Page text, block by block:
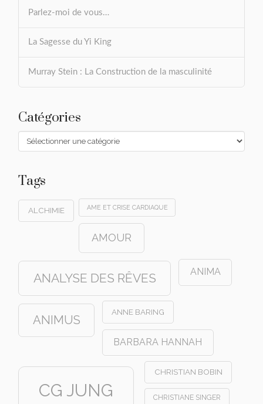
Parlez-moi de vous…
La Sagesse du Yi King
Murray Stein : La Construction de la masculinité
Catégories
Catégories
Tags
ALCHIMIE AME ET CRISE CARDIAQUE
AMOUR
ANALYSE DES RÊVES ANIMA
ANIMUS
ANNE BARING
BARBARA HANNAH
CG JUNG
CHRISTIAN BOBIN
CHRISTIANE SINGER